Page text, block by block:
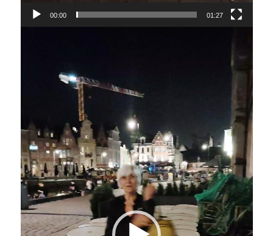
00:00 01:27